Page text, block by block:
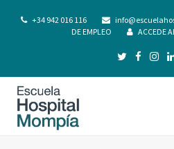
+34 942 016 116
DE EMPLEO
ACCEDE